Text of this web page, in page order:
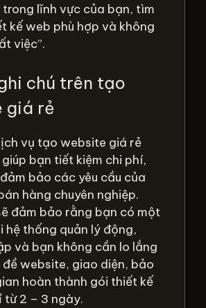
trong lĩnh vực của bạn, tìm
kế web phù hợp và không
việc”.
chú trên tạo
giá rẻ
vụ tạo website giá rẻ
bạn tiết kiệm chi phí,
bảo các yêu cầu của
hàng chuyên nghiệp.
đảm bảo rằng bạn có một
hệ thống quản lý động,
và bạn không cần lo lắng
website, giao diện, bảo
hoàn thành gói thiết kế
từ 2 – 3 ngày.